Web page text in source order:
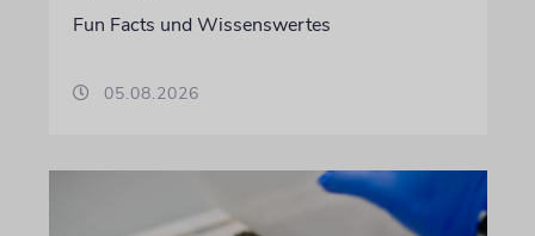
Fun Facts und Wissenswertes
05.08.2026